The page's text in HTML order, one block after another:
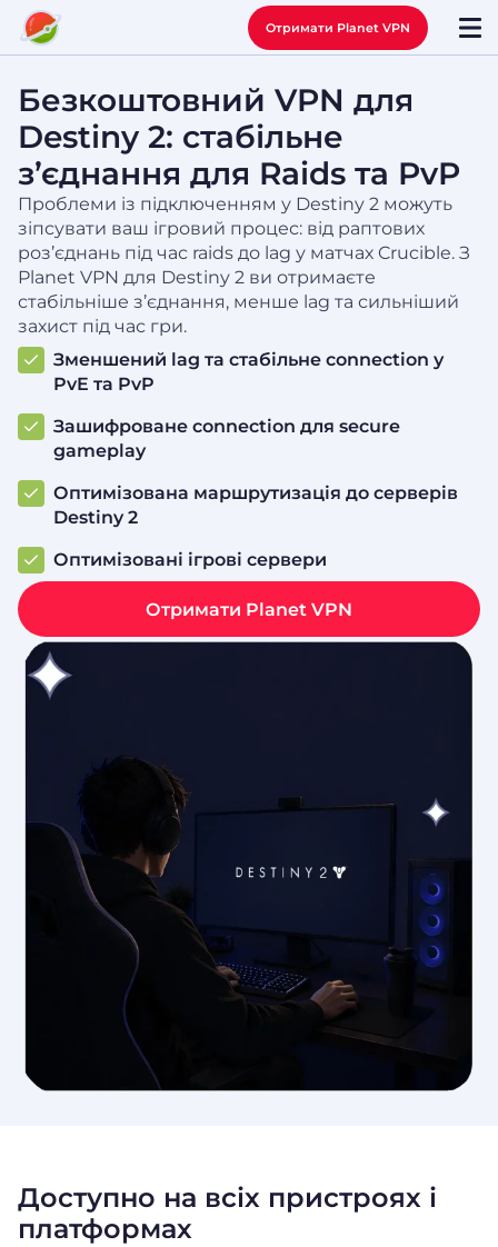
Отримати Planet VPN
Безкоштовний VPN для
Destiny 2: стабільне
з’єднання для Raids та PvP
Проблеми із підключенням у Destiny 2 можуть
зіпсувати ваш ігровий процес: від раптових
роз’єднань під час raids до lag у матчах Crucible. З
Planet VPN для Destiny 2 ви отримаєте
стабільніше з’єднання, менше lag та сильніший
захист під час гри.
Зменшений lag та стабільне connection у
PvE та PvP
Зашифроване connection для secure
gameplay
Оптимізована маршрутизація до серверів
Destiny 2
Оптимізовані ігрові сервери
Отримати Planet VPN
Доступно на всіх пристроях і
платформах